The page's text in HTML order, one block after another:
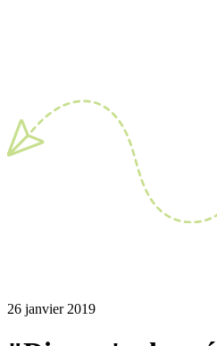
26 janvier 2019